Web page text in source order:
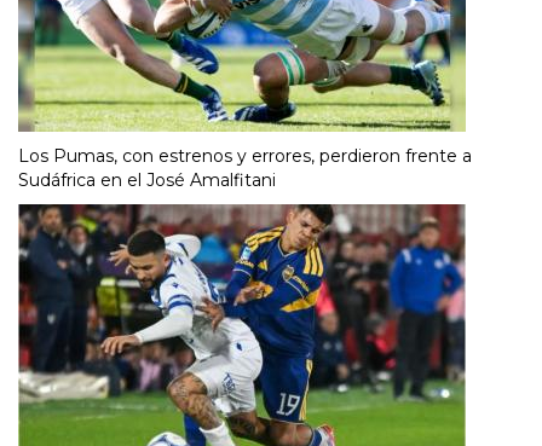
Los Pumas, con estrenos y errores, perdieron frente a
Sudáfrica en el José Amalfitani